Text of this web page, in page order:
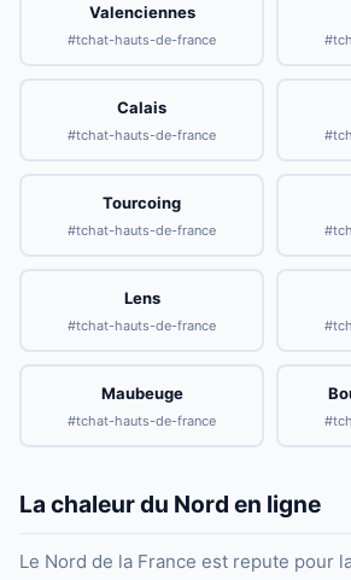
Valenciennes
#tchat-hauts-de-france
Calais
#tchat-hauts-de-france
Tourcoing
#tchat-hauts-de-france
Lens
#tchat-hauts-de-france
Maubeuge
#tchat-hauts-de-france
La chaleur du Nord en ligne
Le Nord de la France est repute pour